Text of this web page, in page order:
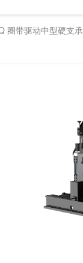
圈带驱动中型硬支